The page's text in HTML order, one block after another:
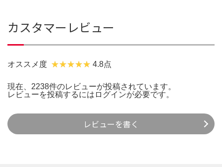
カスタマーレビュー
オススメ度 4.8点
現在、2238件のレビューが投稿されています。
レビューを投稿するには ログインが必要です。
レビューを書く